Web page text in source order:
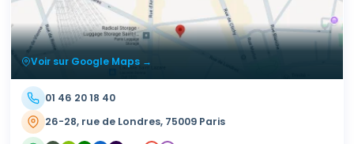
Voir sur Google Maps →
01 46 20 18 40
26-28, rue de Londres, 75009 Paris